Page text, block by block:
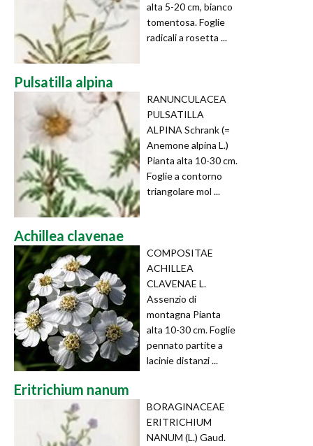
alta 5-20 cm, bianco
tomentosa. Foglie
radicali a rosetta ...
Pulsatilla alpina
RANUNCULACEA
PULSATILLA
ALPINA Schrank (=
Anemone alpina L.)
Pianta alta 10-30 cm.
Foglie a contorno
triangolare mol ...
Achillea clavenae
COMPOSITAE
ACHILLEA
CLAVENAE L.
Assenzio di
montagna Pianta
alta 10-30 cm. Foglie
pennato partite a
lacinie distanzi ...
Eritrichium nanum
BORAGINACEAE
ERITRICHIUM
NANUM (L.) Gaud.